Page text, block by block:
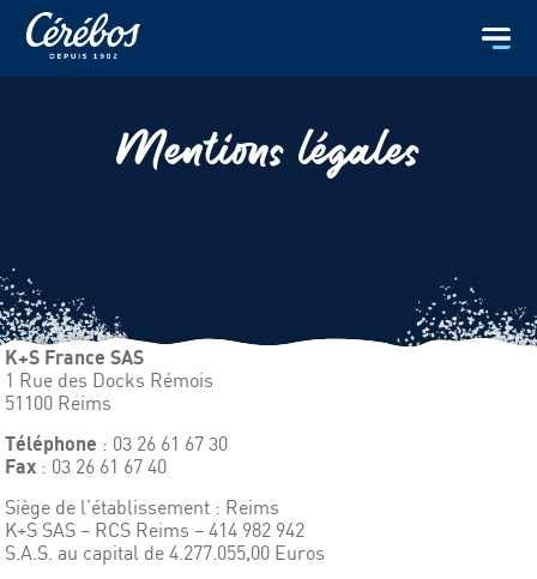
Mentions légales
K+S France SAS
1 Rue des Docks Rémois
51100 Reims
Téléphone : 03 26 61 67 30
Fax : 03 26 61 67 40
Siège de l’établissement : Reims
K+S SAS – RCS Reims – 414 982 942
S.A.S. au capital de 4.277.055,00 Euros